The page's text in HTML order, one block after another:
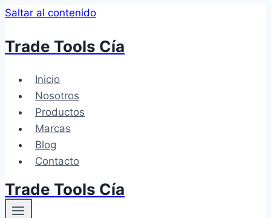
Saltar al contenido
Trade Tools Cía
Inicio
Nosotros
Productos
Marcas
Blog
Contacto
Trade Tools Cía